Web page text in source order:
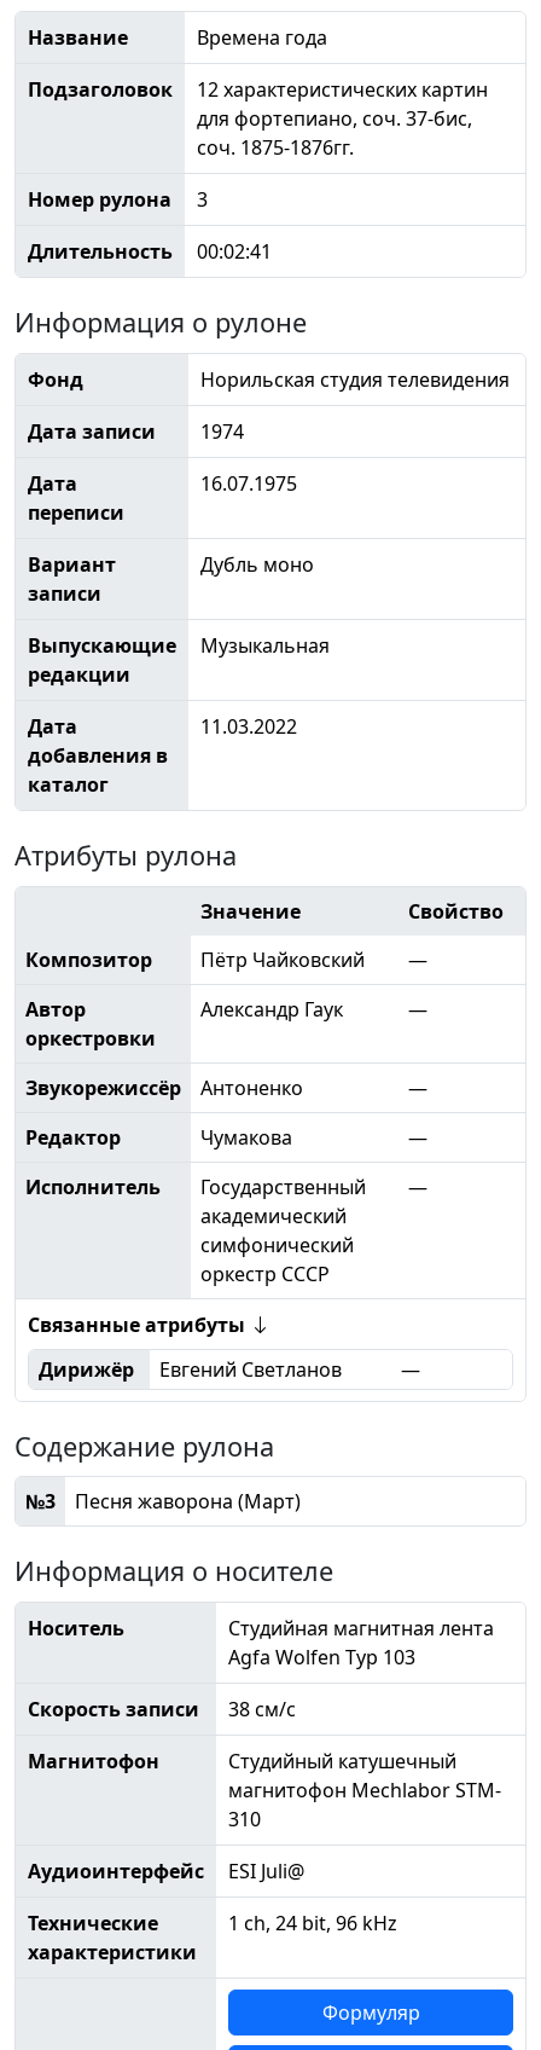
Название
Времена года
Подзаголовок
12 характеристических картин
для фортепиано, соч. 37-бис,
соч. 1875-1876гг.
Номер рулона
3
Длительность
00:02:41
Информация о рулоне
Фонд
Норильская студия телевидения
Дата записи
1974
Дата
переписи
16.07.1975
Вариант
записи
Дубль моно
Выпускающие
редакции
Музыкальная
Дата
добавления в
каталог
11.03.2022
Атрибуты рулона
Значение
Свойство
Композитор
Пётр Чайковский
—
Автор
оркестровки
Александр Гаук —
Звукорежиссёр Антоненко
—
Редактор
Чумакова
—
Исполнитель
Государственный
академический
симфонический
оркестр СССР
—
Связанные атрибуты
Дирижёр
Евгений Светланов —
Содержание рулона
№3 Песня жаворона (Март)
Информация о носителе
Носитель
Студийная магнитная лента
Agfa Wolfen Typ 103
Скорость записи
38 см/с
Магнитофон
Студийный катушечный
магнитофон Mechlabor STM-
310
Аудиоинтерфейс
ESI Juli@
Технические
характеристики
1 ch, 24 bit, 96 kHz
Формуляр